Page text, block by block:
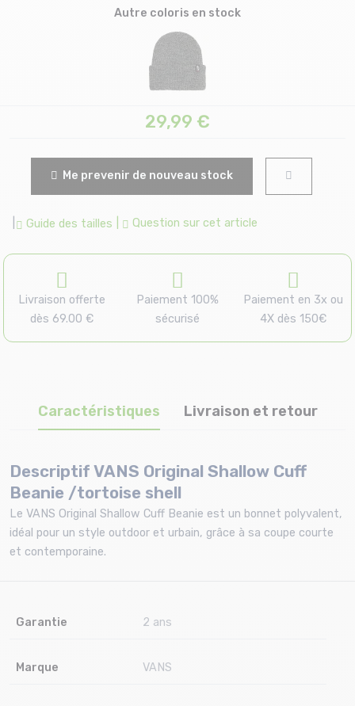
Autre coloris en stock
29,99 €
Me prevenir de nouveau stock
Guide des tailles Question sur cet article
Livraison offerte
dès 69.00 €
Paiement 100%
sécurisé
Paiement en 3x ou
4X dès 150€
Caractéristiques Livraison et retour
Descriptif VANS Original Shallow Cuff
Beanie /tortoise shell
Le VANS Original Shallow Cuff Beanie est un bonnet polyvalent,
idéal pour un style outdoor et urbain, grâce à sa coupe courte
et contemporaine.
Garantie 2 ans
Marque VANS